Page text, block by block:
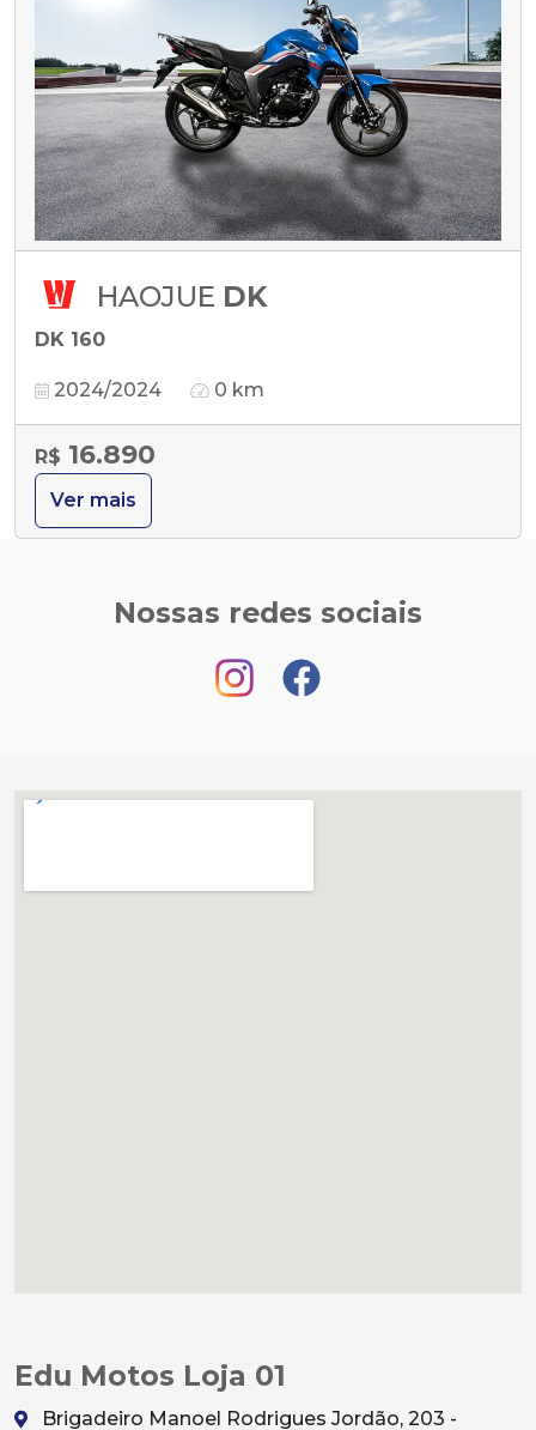
HAOJUE DK
DK 160
2024/2024 0 km
R$ 16.890
Ver mais
Nossas redes sociais
Edu Motos Loja 01
Brigadeiro Manoel Rodrigues Jordão, 203 -